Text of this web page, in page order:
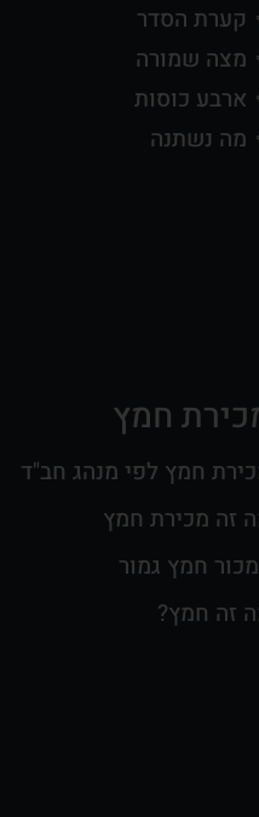
קערת הסדר
מצה שמורה
ארבע כוסות
מה נשתנה
חמץ
חמץ לפי מנהג חב"ד
זה מכירת חמץ
חמץ גמור
זה חמץ?